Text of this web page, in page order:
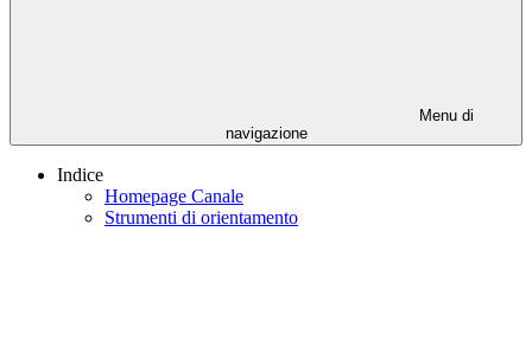
Menu di
navigazione
Indice
Homepage Canale
Strumenti di orientamento